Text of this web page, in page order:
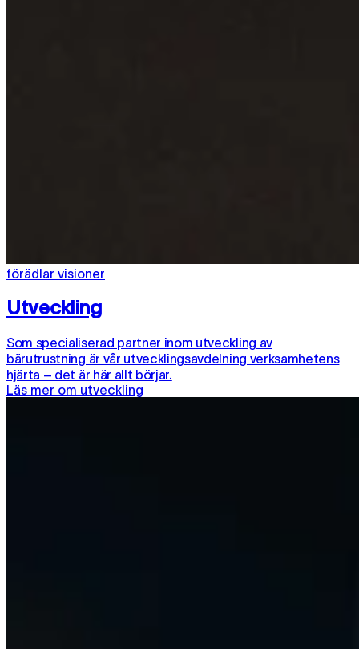
förädlar visioner
Utveckling
Som specialiserad partner inom utveckling av
bärutrustning är vår utvecklingsavdelning verksamhetens
hjärta – det är här allt börjar.
Läs mer om utveckling